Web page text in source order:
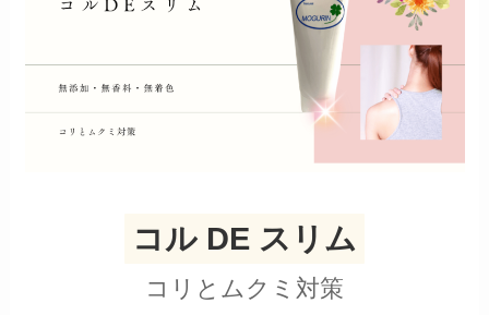
コル DE スリム
コリとムクミ対策